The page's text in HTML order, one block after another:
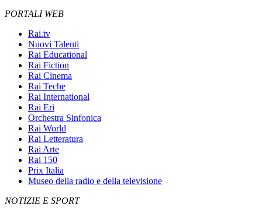
PORTALI WEB
Rai.tv
Nuovi Talenti
Rai Educational
Rai Fiction
Rai Cinema
Rai Teche
Rai International
Rai Eri
Orchestra Sinfonica
Rai World
Rai Letteratura
Rai Arte
Rai 150
Prix Italia
Museo della radio e della televisione
NOTIZIE E SPORT